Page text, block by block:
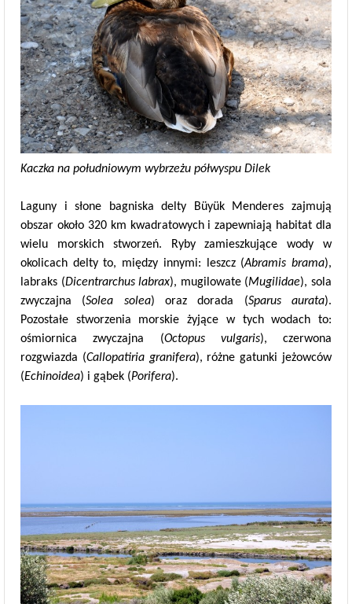
Kaczka na południowym wybrzeżu półwyspu Dilek
Laguny i słone bagniska delty Büyük Menderes zajmują
obszar około 320 km kwadratowych i zapewniają habitat dla
wielu morskich stworzeń. Ryby zamieszkujące wody w
okolicach delty to, między innymi: leszcz (Abramis brama),
labraks (Dicentrarchus labrax), mugilowate (Mugilidae), sola
zwyczajna (Solea solea) oraz dorada (Sparus aurata).
Pozostałe stworzenia morskie żyjące w tych wodach to:
ośmiornica zwyczajna (Octopus vulgaris), czerwona
rozgwiazda (Callopatiria granifera), różne gatunki jeżowców
(Echinoidea) i gąbek (Porifera).